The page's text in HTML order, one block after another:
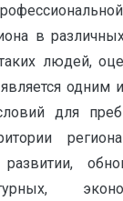
в
людей,
одним
для